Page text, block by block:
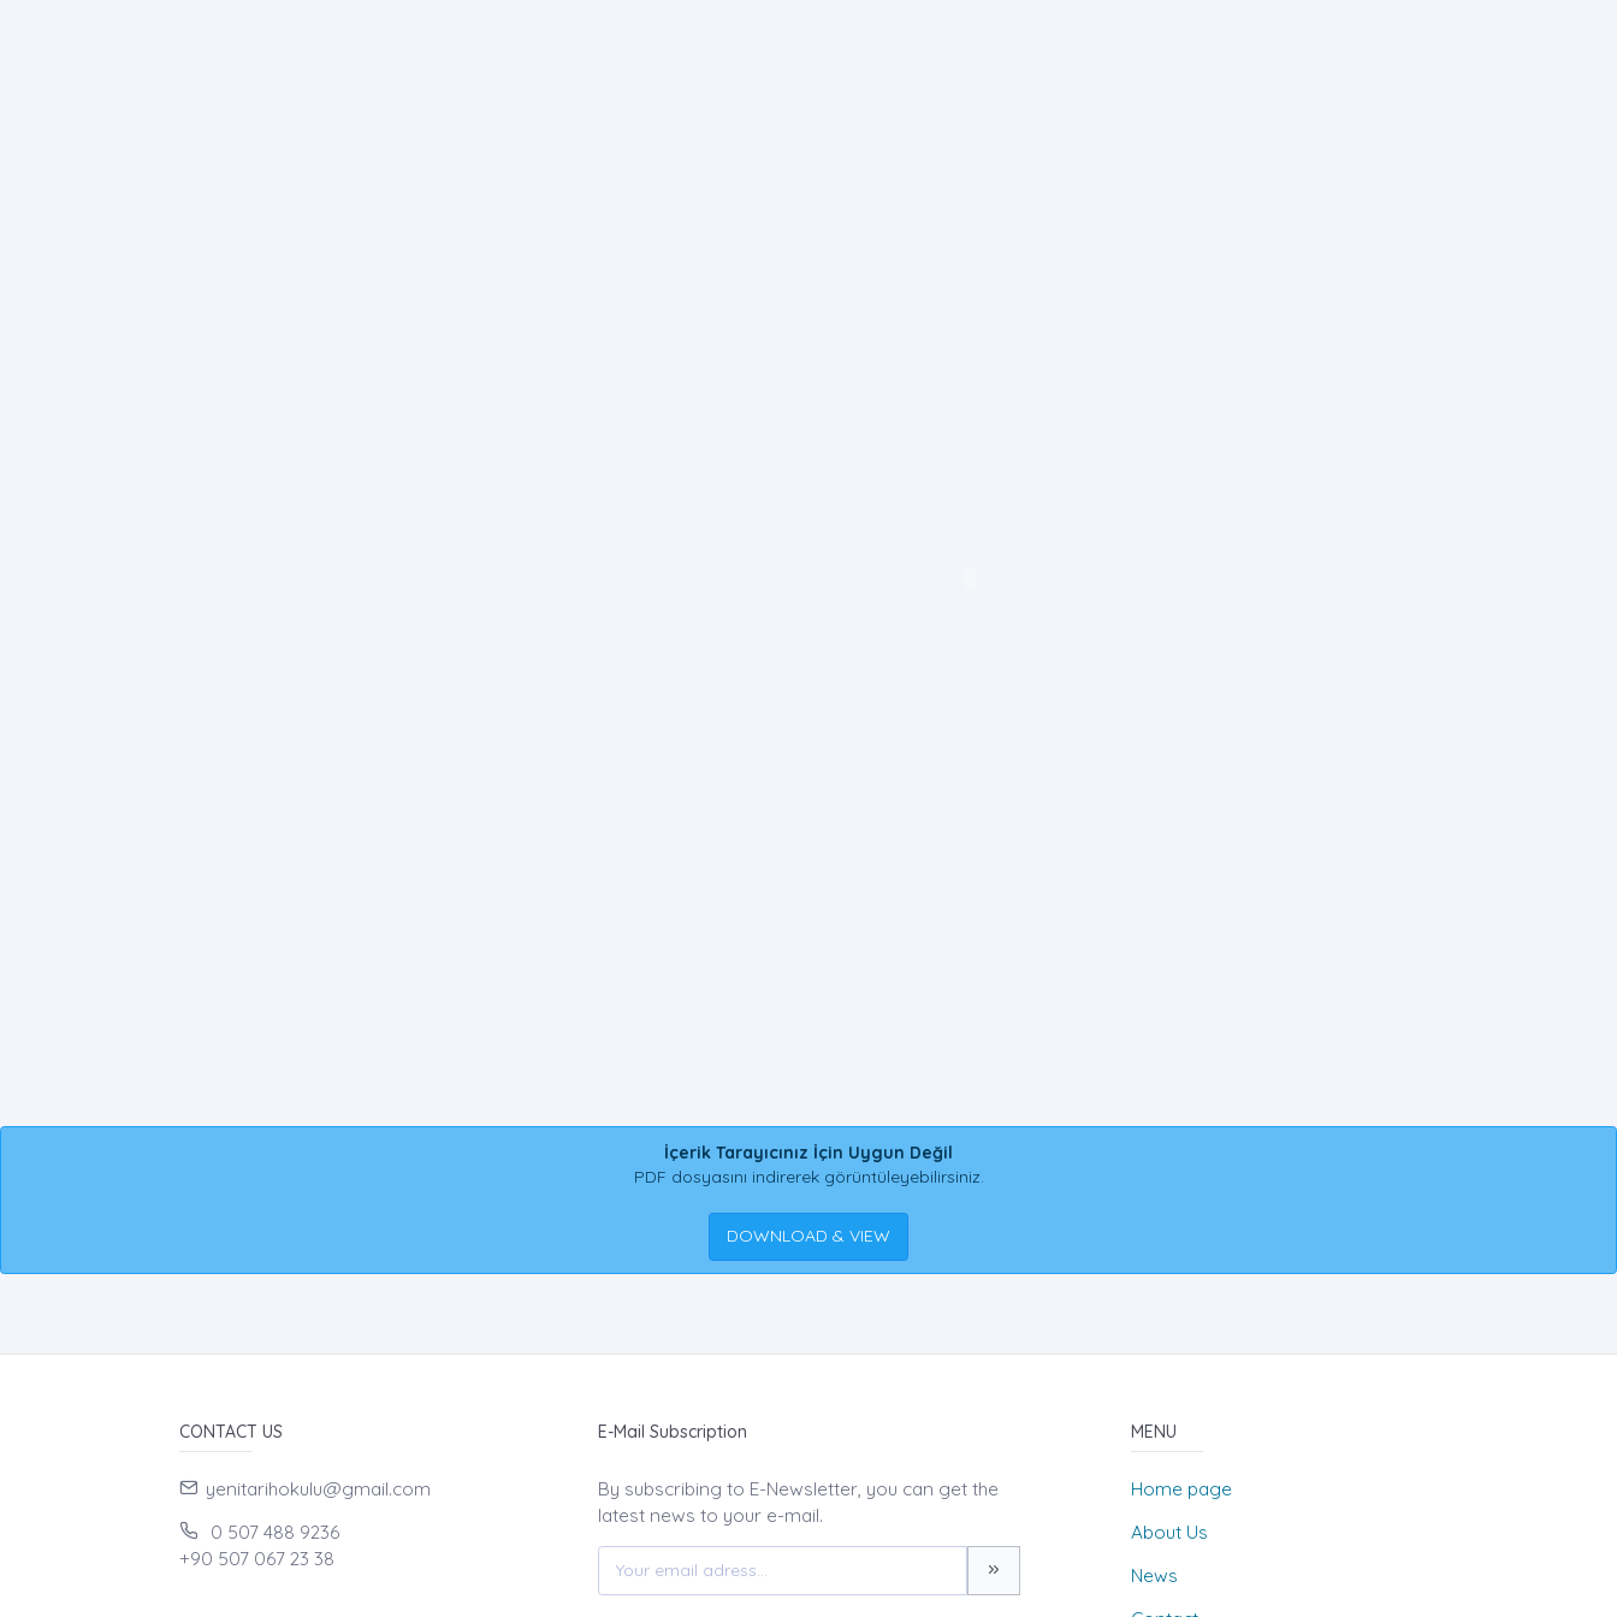
İçerik Tarayıcınız İçin Uygun Değil
PDF dosyasını indirerek görüntüleyebilirsiniz.
DOWNLOAD & VIEW
CONTACT US
yenitarihokulu@gmail.com
0 507 488 9236
+90 507 067 23 38
E-Mail Subscription
By subscribing to E-Newsletter, you can get the
latest news to your e-mail.
MENU
Home page
About Us
News